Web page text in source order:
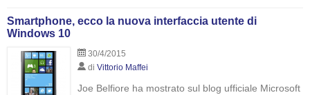
Smartphone, ecco la nuova interfaccia utente di
Windows 10
30/4/2015
di Vittorio Maffei
Joe Belfiore ha mostrato sul blog ufficiale Microsoft